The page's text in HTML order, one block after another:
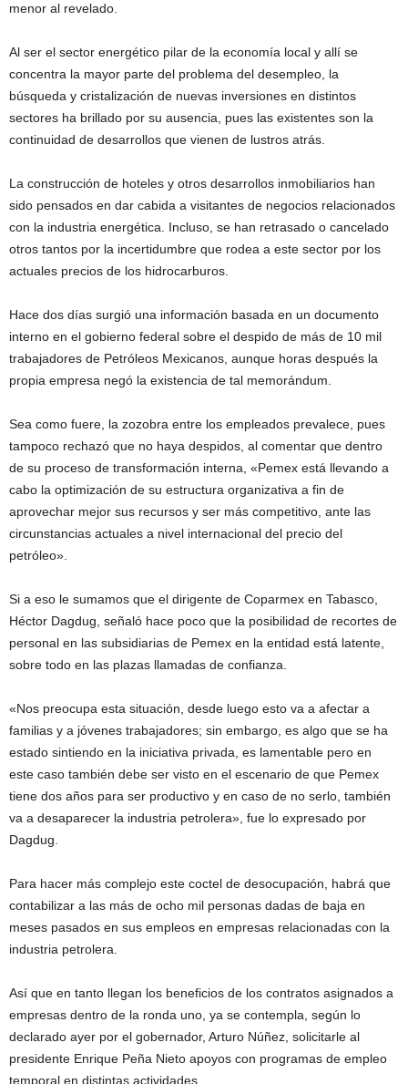
menor al revelado.
Al ser el sector energético pilar de la economía local y allí se
concentra la mayor parte del problema del desempleo, la
búsqueda y cristalización de nuevas inversiones en distintos
sectores ha brillado por su ausencia, pues las existentes son la
continuidad de desarrollos que vienen de lustros atrás.
La construcción de hoteles y otros desarrollos inmobiliarios han
sido pensados en dar cabida a visitantes de negocios relacionados
con la industria energética. Incluso, se han retrasado o cancelado
otros tantos por la incertidumbre que rodea a este sector por los
actuales precios de los hidrocarburos.
Hace dos días surgió una información basada en un documento
interno en el gobierno federal sobre el despido de más de 10 mil
trabajadores de Petróleos Mexicanos, aunque horas después la
propia empresa negó la existencia de tal memorándum.
Sea como fuere, la zozobra entre los empleados prevalece, pues
tampoco rechazó que no haya despidos, al comentar que dentro
de su proceso de transformación interna, «Pemex está llevando a
cabo la optimización de su estructura organizativa a fin de
aprovechar mejor sus recursos y ser más competitivo, ante las
circunstancias actuales a nivel internacional del precio del
petróleo».
Si a eso le sumamos que el dirigente de Coparmex en Tabasco,
Héctor Dagdug, señaló hace poco que la posibilidad de recortes de
personal en las subsidiarias de Pemex en la entidad está latente,
sobre todo en las plazas llamadas de confianza.
«Nos preocupa esta situación, desde luego esto va a afectar a
familias y a jóvenes trabajadores; sin embargo, es algo que se ha
estado sintiendo en la iniciativa privada, es lamentable pero en
este caso también debe ser visto en el escenario de que Pemex
tiene dos años para ser productivo y en caso de no serlo, también
va a desaparecer la industria petrolera», fue lo expresado por
Dagdug.
Para hacer más complejo este coctel de desocupación, habrá que
contabilizar a las más de ocho mil personas dadas de baja en
meses pasados en sus empleos en empresas relacionadas con la
industria petrolera.
Así que en tanto llegan los beneficios de los contratos asignados a
empresas dentro de la ronda uno, ya se contempla, según lo
declarado ayer por el gobernador, Arturo Núñez, solicitarle al
presidente Enrique Peña Nieto apoyos con programas de empleo
temporal en distintas actividades.